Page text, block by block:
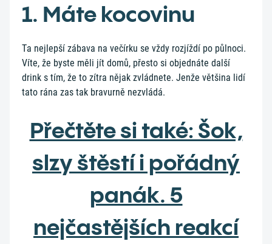
1. Máte kocovinu
Ta nejlepší zábava na večírku se vždy rozjíždí po půlnoci.
Víte, že byste měli jít domů, přesto si objednáte další
drink s tím, že to zítra nějak zvládnete. Jenže většina lidí
tato rána zas tak bravurně nezvládá.
Přečtěte si také: Šok,
slzy štěstí i pořádný
panák. 5
nejčastějších reakcí